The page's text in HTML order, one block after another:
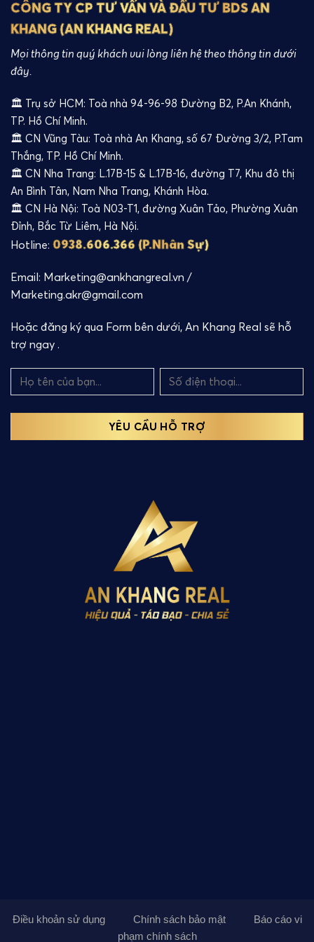
CÔNG TY CP TƯ VẤN VÀ ĐẦU TƯ BDS AN
KHANG (AN KHANG REAL)
Mọi thông tin quý khách vui lòng liên hệ theo thông tin dưới
đây.
🏛️ Trụ sở HCM: Toà nhà 94-96-98 Đường B2, P.An Khánh,
TP. Hồ Chí Minh.
🏛️ CN Vũng Tàu: Toà nhà An Khang, số 67 Đường 3/2, P.Tam
Thắng, TP. Hồ Chí Minh.
🏛️ CN Nha Trang: L.17B-15 & L.17B-16, đường T7, Khu đô thị
An Bình Tân, Nam Nha Trang, Khánh Hòa.
🏛️ CN Hà Nội: Toà N03-T1, đường Xuân Tảo, Phường Xuân
Đỉnh, Bắc Từ Liêm, Hà Nội.
Hotline: 0938.606.366 (P.Nhân Sự)
Email: Marketing@ankhangreal.vn /
Marketing.akr@gmail.com
Hoặc đăng ký qua Form bên dưới, An Khang Real sẽ hỗ
trợ ngay .
Điều khoản sử dụng Chính sách bảo mật
Báo cáo vi
phạm chính sách